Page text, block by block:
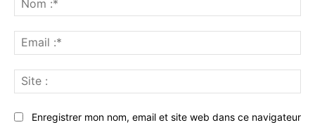
:*
:*
:
Enregistrer mon nom, email et site web dans ce navigateur